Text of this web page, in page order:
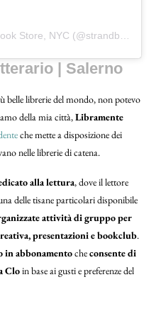
| Salerno
belle librerie del mondo, non potevo
della mia città,Libramente
che mette a disposizione dei
nelle librerie di catena.
alla lettura, dove il lettore
delle tisane particolari disponibile
attività di gruppo per
presentazioni e bookclub.
in abbonamentocheconsente di
Cloin base ai gusti e preferenze del